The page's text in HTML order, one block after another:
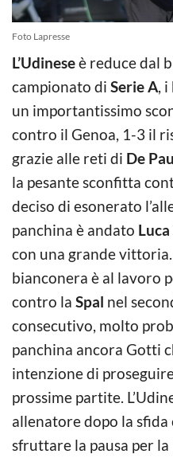
Foto Lapresse
L’Udineseè reduce dal
campionato di Serie A,
un importantissimo
contro il Genoa, 1-3 il
grazie alle reti di De
la pesante sconfitta
deciso di esonerato
panchina è andato
con una grande
bianconera è al lavoro
contro la Spal nel
consecutivo, molto
panchina ancora Gotti
intenzione di
prossime partite.
allenatore dopo la
sfruttare la pausa per